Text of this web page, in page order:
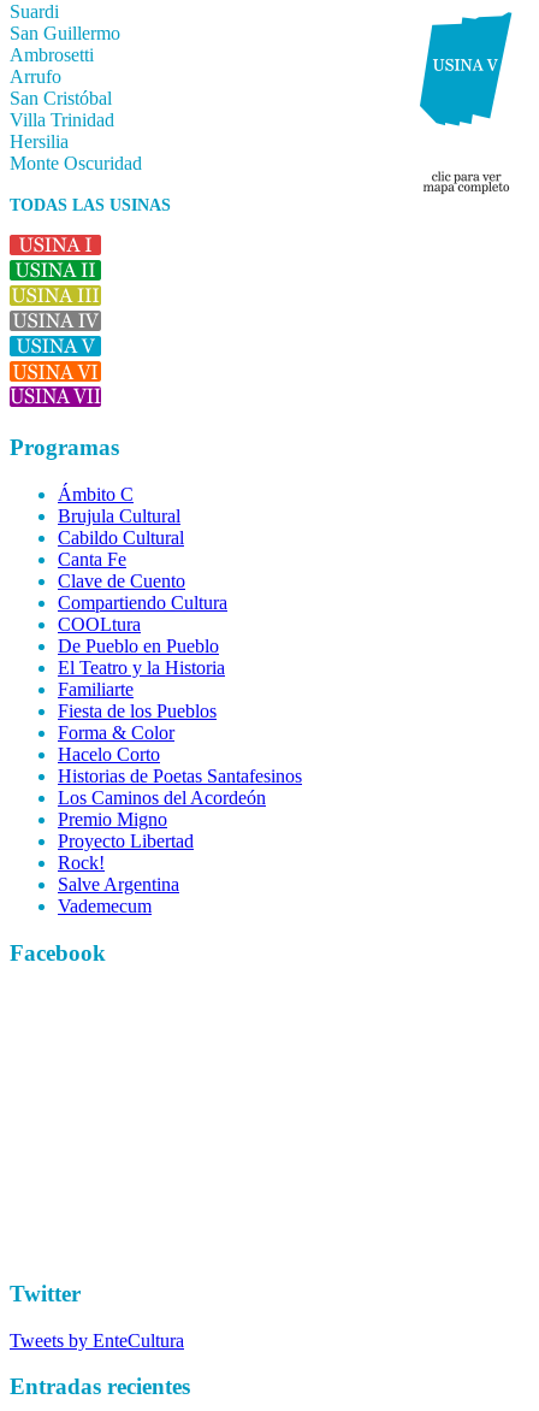
Suardi
San Guillermo
Ambrosetti
Arrufo
San Cristóbal
Villa Trinidad
Hersilia
Monte Oscuridad
TODAS LAS USINAS
Programas
Ámbito C
Brujula Cultural
Cabildo Cultural
Canta Fe
Clave de Cuento
Compartiendo Cultura
COOLtura
De Pueblo en Pueblo
El Teatro y la Historia
Familiarte
Fiesta de los Pueblos
Forma & Color
Hacelo Corto
Historias de Poetas Santafesinos
Los Caminos del Acordeón
Premio Migno
Proyecto Libertad
Rock!
Salve Argentina
Vademecum
Facebook
Twitter
Tweets by EnteCultura
Entradas recientes